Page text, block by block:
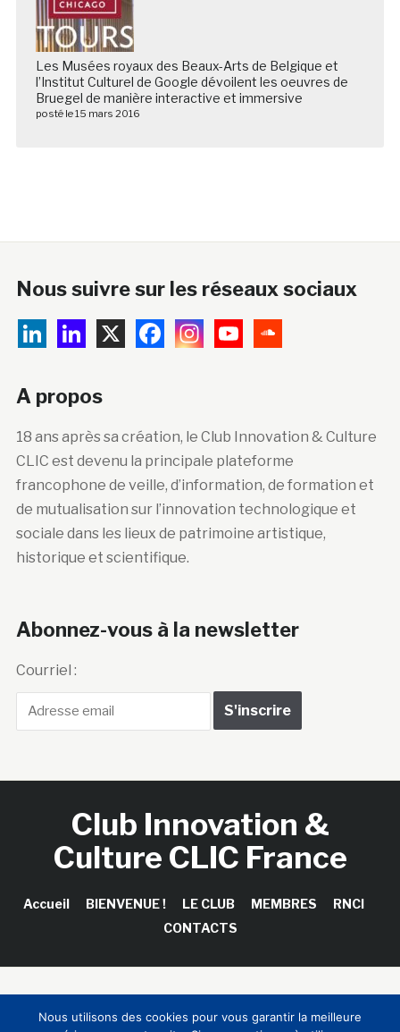
Les Musées royaux des Beaux-Arts de Belgique et
l’Institut Culturel de Google dévoilent les oeuvres de
Bruegel de manière interactive et immersive
posté le 15 mars 2016
Nous suivre sur les réseaux sociaux
A propos
18 ans après sa création, le Club Innovation & Culture
CLIC est devenu la principale plateforme
francophone de veille, d’information, de formation et
de mutualisation sur l’innovation technologique et
sociale dans les lieux de patrimoine artistique,
historique et scientifique.
Abonnez-vous à la newsletter
Courriel :
Club Innovation &
Culture CLIC France
Accueil BIENVENUE ! LE CLUB MEMBRES
RNCI
CONTACTS
Sinapses Conseils
Nous utilisons des cookies pour vous garantir la meilleure